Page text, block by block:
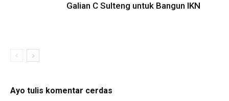
Galian C Sulteng untuk Bangun IKN
Ayo tulis komentar cerdas